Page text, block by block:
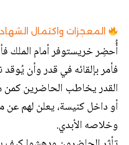
المعجزات واكتمال
أُُحضِر خريستوفر أمام الملك
فأمر بإلقائه في قدر وأن
القدر يخاطب الحاضرين
أو داخل كنيسة، يعلن لهم عن
وخلاصه الأبدي.